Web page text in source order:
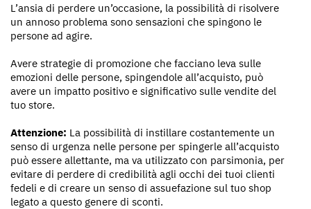
L’ansia di perdere un’occasione, la possibilità di risolvere
un annoso problema sono sensazioni che spingono le
persone ad agire.
Avere strategie di promozione che facciano leva sulle
emozioni delle persone, spingendole all’acquisto, può
avere un impatto positivo e significativo sulle vendite del
tuo store.
Attenzione: La possibilità di instillare costantemente un
senso di urgenza nelle persone per spingerle all’acquisto
può essere allettante, ma va utilizzato con parsimonia, per
evitare di perdere di credibilità agli occhi dei tuoi clienti
fedeli e di creare un senso di assuefazione sul tuo shop
legato a questo genere di sconti.